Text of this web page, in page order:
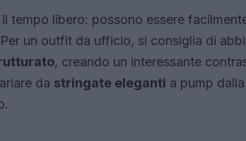
tempo libero: possono essere
un outfit da ufficio, si consiglia di
, creando un interessante
da stringate eleganti a pump